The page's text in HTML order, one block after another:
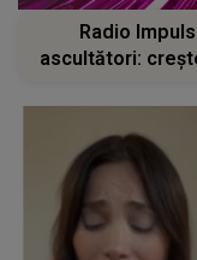
Radio
ascultători: